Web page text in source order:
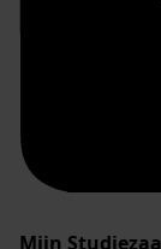
Mijn